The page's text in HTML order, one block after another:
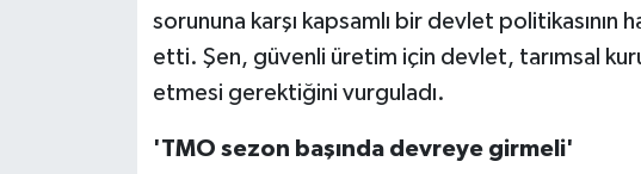
sorununa karşı kapsamlı bir devlet
etti. Şen, güvenli üretim için devlet, tarımsal
etmesi gerektiğini vurguladı.
'TMO sezon başında devreye girmeli'